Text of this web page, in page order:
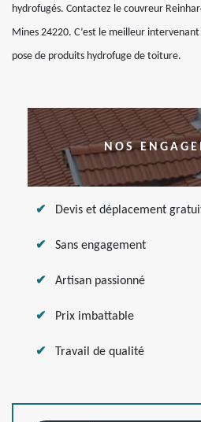
hydrofugés. Contactez le couvreur
Mines 24220. C’est le meilleur
pose de produits hydrofuge de toiture.
NOS
Devis et déplacement
Sans engagement
Artisan passionné
Prix imbattable
Travail de qualité